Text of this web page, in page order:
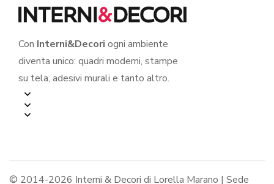
Con Interni&Decori ogni ambiente
diventa unico: quadri moderni, stampe
su tela, adesivi murali e tanto altro.
© 2014-2026 Interni & Decori di Lorella Marano | Sede